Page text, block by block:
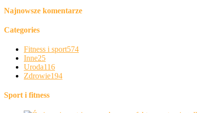
Najnowsze komentarze
Categories
Fitness i sport574
Inne25
Uroda116
Zdrowie194
Sport i fitness